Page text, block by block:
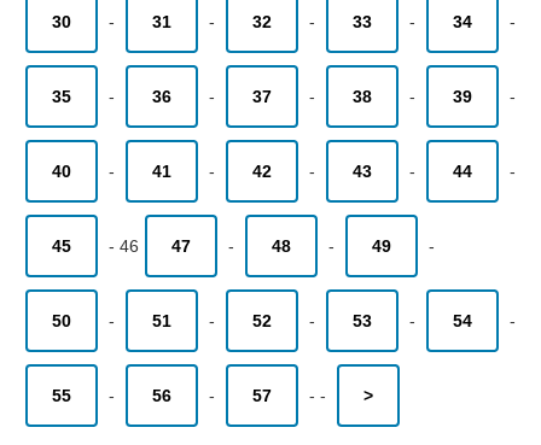
30 - 31 - 32 - 33 - 34 -
35 - 36 - 37 - 38 - 39 -
40 - 41 - 42 - 43 - 44 -
45 - 46 47 - 48 - 49 -
50 - 51 - 52 - 53 - 54 -
55 - 56 - 57 - - >